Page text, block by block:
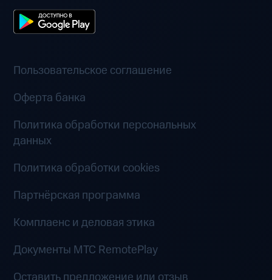
Пользовательское соглашение
Оферта банка
Политика обработки персональных
данных
Политика обработки cookies
Партнёрская программа
Комплаенс и деловая этика
Документы MTC RemotePlay